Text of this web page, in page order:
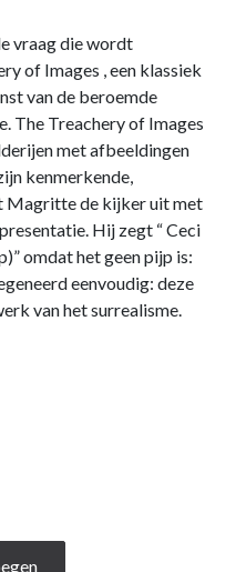
vraag die wordt
of Images , een klassiek
van de beroemde
The Treachery of Images
met afbeeldingen
kenmerkende,
Magritte de kijker uit met
Hij zegt “ Ceci
omdat het geen pijp is:
eenvoudig: deze
van het surrealisme.